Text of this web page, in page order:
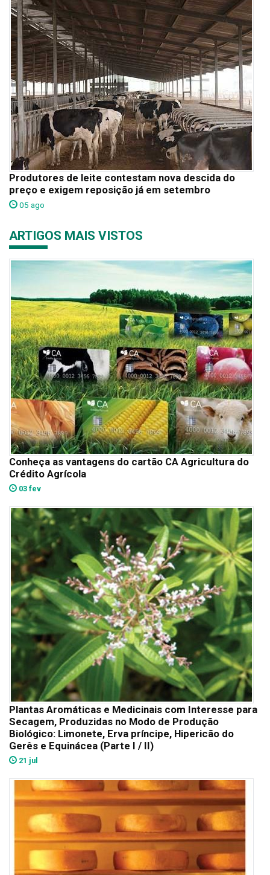
Produtores de leite contestam nova descida do
preço e exigem reposição já em setembro
05 ago
ARTIGOS MAIS VISTOS
Conheça as vantagens do cartão CA Agricultura do
Crédito Agrícola
03 fev
Plantas Aromáticas e Medicinais com Interesse para
Secagem, Produzidas no Modo de Produção
Biológico: Limonete, Erva príncipe, Hipericão do
Gerês e Equinácea (Parte I / II)
21 jul